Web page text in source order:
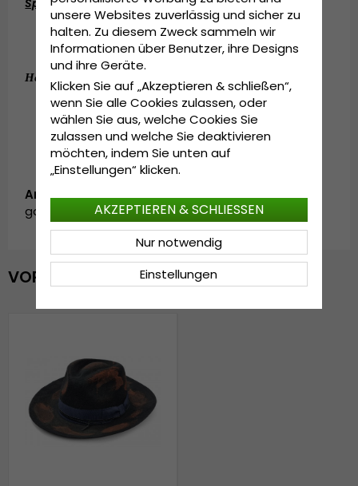
Spezifikationen:
11,5 cm hohe Krone.
7,5 cm breite Krempe.
Hergestellt aus:
Artikelnummer:
garda.wick.fedora.black
VOR KURZEM ANGESEHEN
unsere Websites zuverlässig und sicher zu
halten. Zu diesem Zweck sammeln wir
Informationen über Benutzer, ihre Designs
und ihre Geräte.
Klicken Sie auf „Akzeptieren & schließen“,
wenn Sie alle Cookies zulassen, oder
wählen Sie aus, welche Cookies Sie
zulassen und welche Sie deaktivieren
möchten, indem Sie unten auf
„Einstellungen“ klicken.
Einstellungen
Nur notwendig
AKZEPTIEREN & SCHLIESSEN